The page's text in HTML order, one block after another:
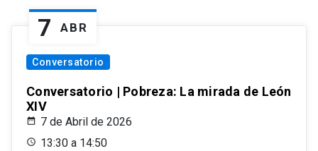
7 ABR
Conversatorio
Conversatorio | Pobreza: La mirada de León
XIV
7 de Abril de 2026
13:30 a 14:50